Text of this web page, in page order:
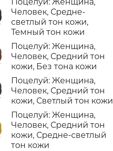
Человек, Средне-
светлый тон кожи,
Темный тон кожи
Поцелуй: Женщина,
Человек, Средний тон
кожи, Без тона кожи
Поцелуй: Женщина,
Человек, Средний тон
кожи, Светлый тон кожи
Поцелуй: Женщина,
Человек, Средний тон
кожи, Средне-светлый
тон кожи